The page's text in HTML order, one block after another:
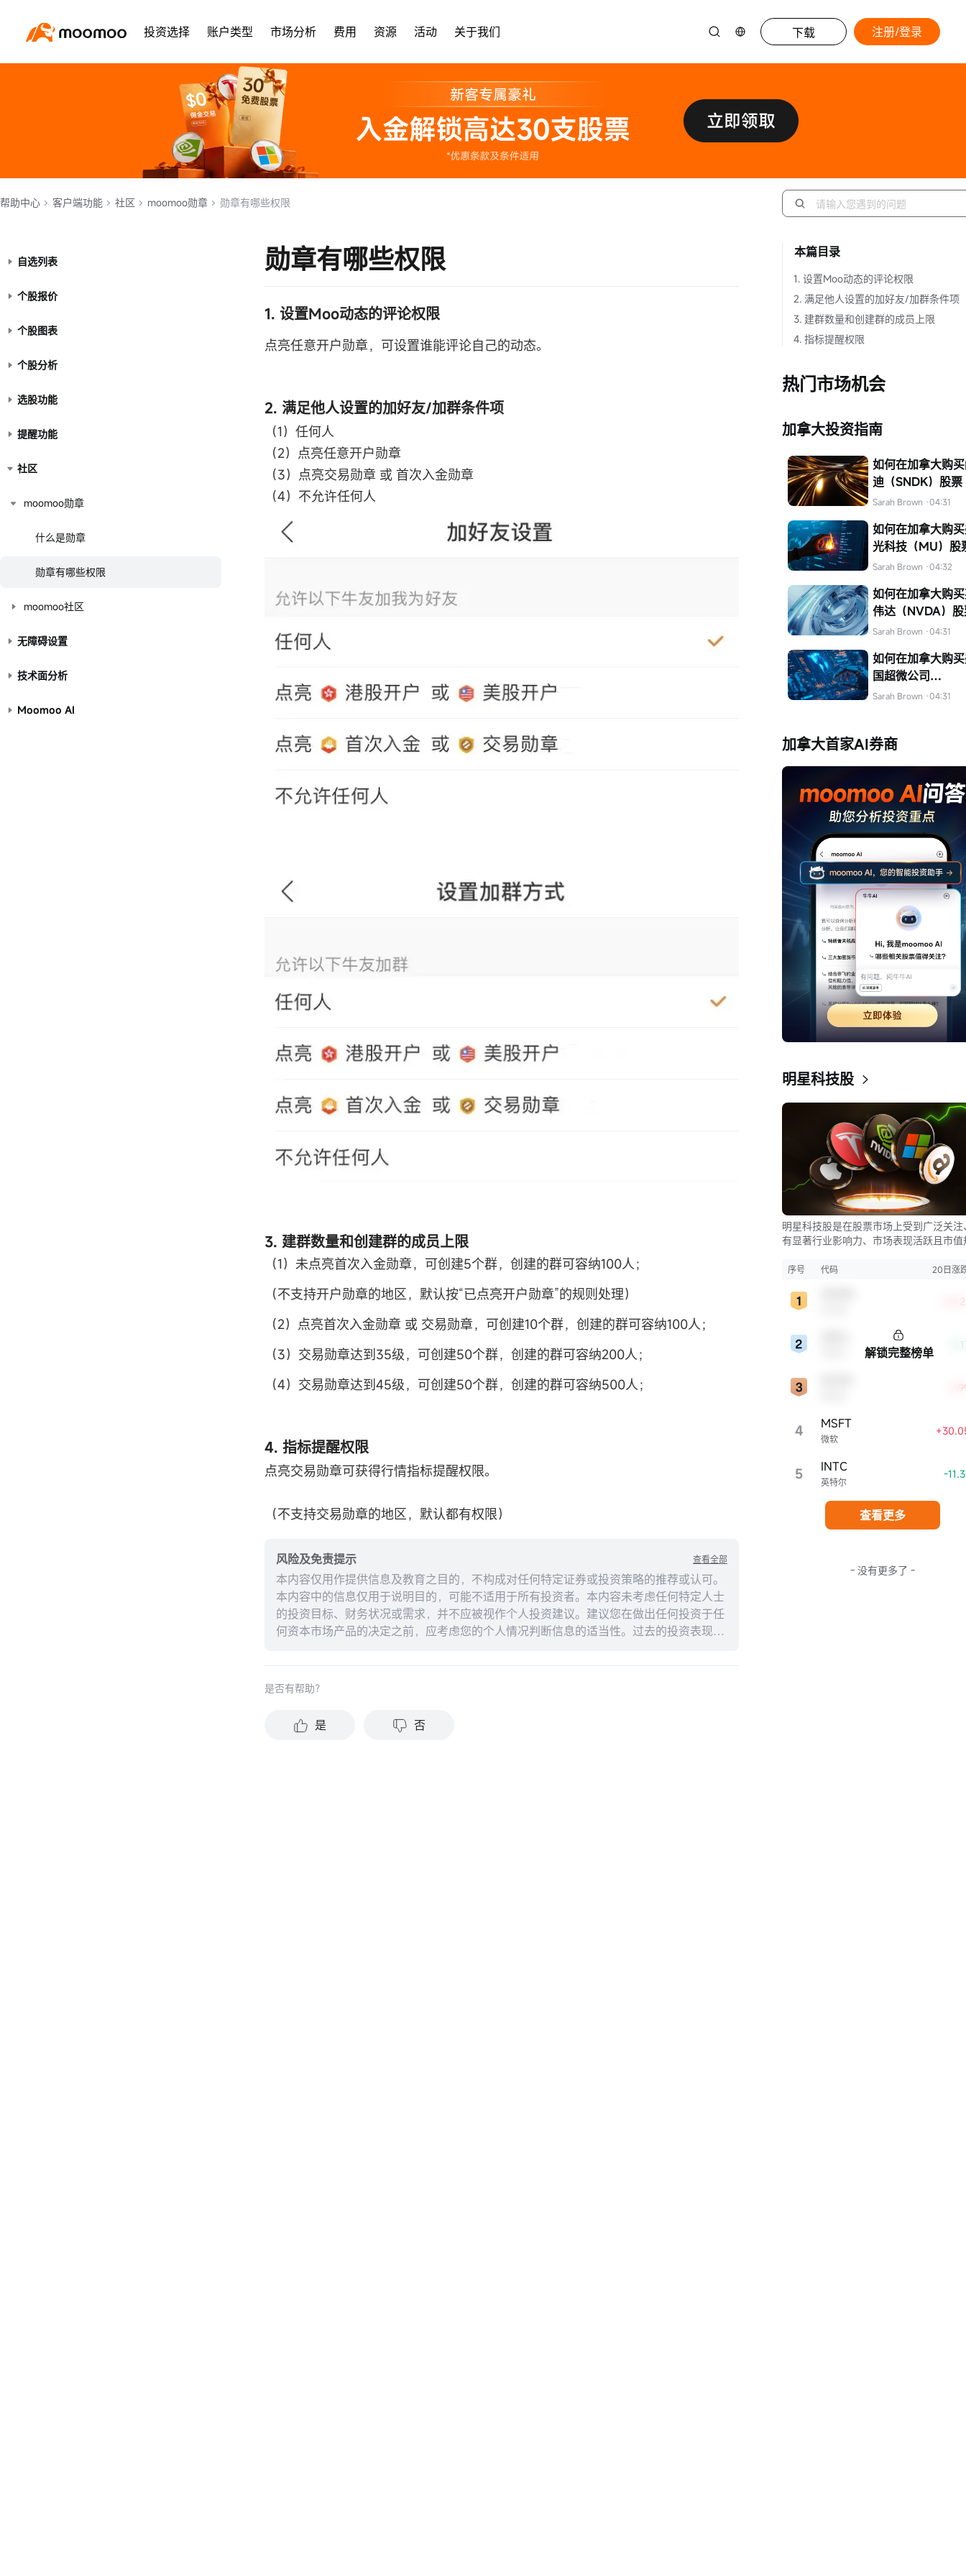
投资选择 账户类型 市场分析 费用 资源 活动 关于我们 下载 注册/登录
帮助中心 客户端功能 社区 moomoo勋章 勋章有哪些权限
自选列表
个股报价
个股图表
个股分析
选股功能
提醒功能
社区
moomoo勋章
什么是勋章
勋章有哪些权限
moomoo社区
无障碍设置
技术面分析
Moomoo AI
勋章有哪些权限
1. 设置Moo动态的评论权限
点亮任意开户勋章，可设置谁能评论自己的动态。
2. 满足他人设置的加好友/加群条件项
（1）任何人
（2）点亮任意开户勋章
（3）点亮交易勋章 或 首次入金勋章
（4）不允许任何人
3. 建群数量和创建群的成员上限
（1）未点亮首次入金勋章，可创建5个群，创建的群可容纳100人；
（不支持开户勋章的地区，默认按“已点亮开户勋章”的规则处理）
（2）点亮首次入金勋章 或 交易勋章，可创建10个群，创建的群可容纳100人；
（3）交易勋章达到35级，可创建50个群，创建的群可容纳200人；
（4）交易勋章达到45级，可创建50个群，创建的群可容纳500人；
4. 指标提醒权限
点亮交易勋章可获得行情指标提醒权限。
（不支持交易勋章的地区，默认都有权限）
风险及免责提示
本内容仅用作提供信息及教育之目的，不构成对任何特定证券或投资策略的推荐或认可。
本内容中的信息仅用于说明目的，可能不适用于所有投资者。本内容未考虑任何特定人士
的投资目标、财务状况或需求，并不应被视作个人投资建议。建议您在做出任何投资于任
何资本市场产品的决定之前，应考虑您的个人情况判断信息的适当性。过去的投资表现不
查看全部
是否有帮助？
是 否
本篇目录
1. 设置Moo动态的评论权限
2. 满足他人设置的加好友/加群条件项
3. 建群数量和创建群的成员上限
4. 指标提醒权限
热门市场机会
加拿大投资指南
如何在加拿大购
迪（SNDK）股票
Sarah Brown ·04:31
如何在加拿大购
光科技（MU）股
Sarah Brown ·04:32
如何在加拿大购
伟达（NVDA）
Sarah Brown ·04:31
如何在加拿大购
国超微公司
（AMD）的股票
Sarah Brown ·04:31
加拿大首家AI券商
明星科技股
明星科技股是在股票市场上受到广泛关注
有显著行业影响力、市场表现活跃且市值
新、市场份额、品牌知名度、盈利能力
股市，特别是科技行业板块乃至全球经
显著影响。
序号 代码 20日涨
-
4 微软
MSFT
5 英特尔
INTC -
解锁完整榜单
查看更多
- 没有更多了 -